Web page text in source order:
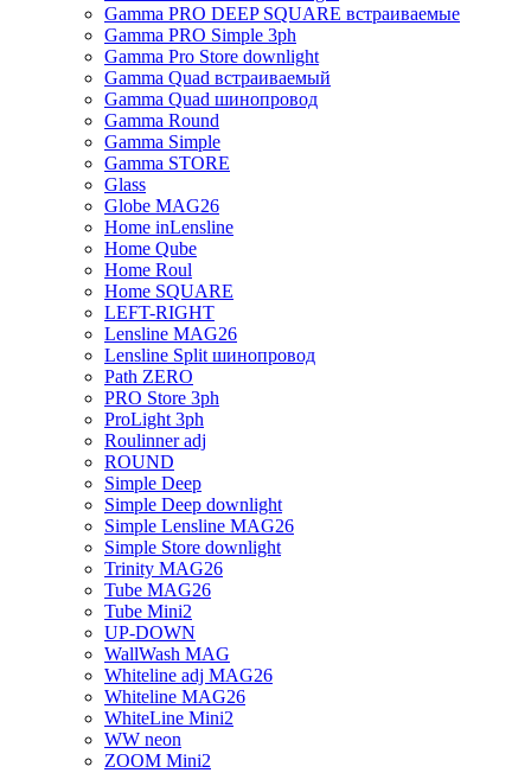
Gamma PRO DEEP SQUARE встраиваемые
Gamma PRO Simple 3ph
Gamma Pro Store downlight
Gamma Quad встраиваемый
Gamma Quad шинопровод
Gamma Round
Gamma Simple
Gamma STORE
Glass
Globe MAG26
Home inLensline
Home Qube
Home Roul
Home SQUARE
LEFT-RIGHT
Lensline MAG26
Lensline Split шинопровод
Path ZERO
PRO Store 3ph
ProLight 3ph
Roulinner adj
ROUND
Simple Deep
Simple Deep downlight
Simple Lensline MAG26
Simple Store downlight
Trinity MAG26
Tube MAG26
Tube Mini2
UP-DOWN
WallWash MAG
Whiteline adj MAG26
Whiteline MAG26
WhiteLine Mini2
WW neon
ZOOM Mini2